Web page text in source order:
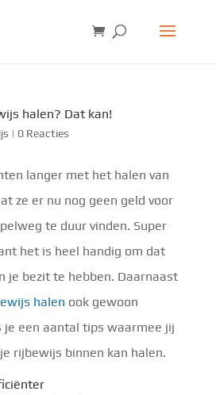
halen? Dat kan!
| 0 Reacties
langer met het halen van
ze er nu nog geen geld voor
te duur vinden. Super
het is heel handig om dat
je bezit te hebben. Daarnaast
halen ook gewoon
je een aantal tips waarmee jij
rijbewijs binnen kan halen.